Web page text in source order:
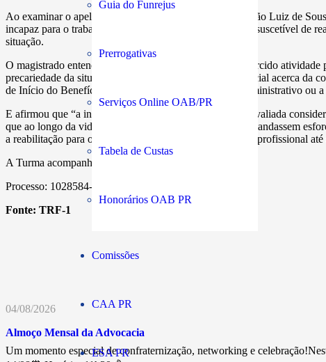
Guia do Funrejus
Prerrogativas
Serviços Online OAB/PR
Tabela de Custas
Honorários OAB PR
Comissões
CAA PR
ESA PR
Ao examinar o apelo, o relator, desembargador federal João Luiz de
incapaz para o trabalho, de forma total e permanente, e insuscetível de
situação.
O magistrado entendeu que o fato de o requerente ter exercido
precariedade da situação e porque não havia decisão judicial acerca da
de Início do Benefício (DIB) deve a do requerimento administrativo ou
E afirmou que “a incapacidade para o trabalho deve ser avaliada
que ao longo da vida desempenharam atividades que demandassem
a reabilitação para outra atividade dissociada do histórico profissional até
A Turma acompanhou do voto do relator.
Processo: 1028584-07.2019.4.01.9999
Fonte: TRF-1
04/08/2026
Almoço Mensal da Advocacia
Um momento especial de confraternização, networking e